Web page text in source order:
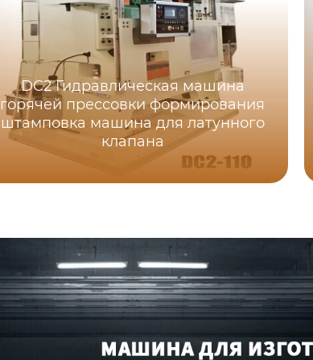
DC2 Гидравлическая машина
горячей прессовки формирования
штамповка машина для латунного
клапана